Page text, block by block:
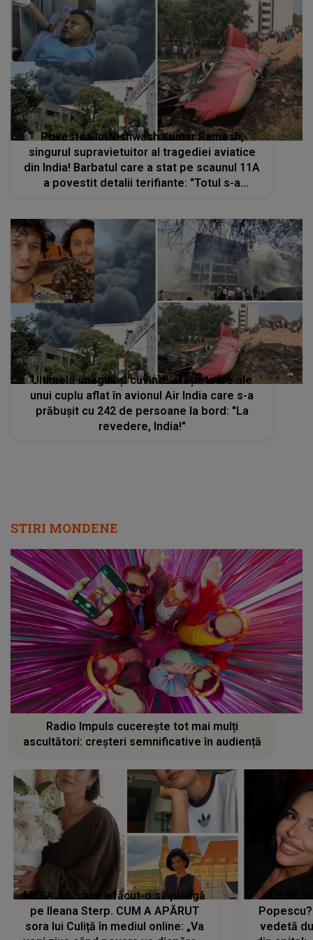
Povestea lui Vishwash Kumar Ramesh,
singurul supravietuitor al tragediei aviatice
din India! Barbatul care a stat pe scaunul 11A
a povestit detalii terifiante: "Totul s-a
Ultimele imagini și cuvinte sfâșietoare ale
unui cuplu aflat în avionul Air India care s-a
prăbușit cu 242 de persoane la bord: "La
revedere, India!"
STIRI MONDENE
Radio Impuls cucerește tot mai mulți
ascultători: creșteri semnificative în audiență
MESAJUL care a făcut-o să plângă
pe Ileana Sterp. CUM A APĂRUT
sora lui Culiță în mediul online: „Va
vedetă